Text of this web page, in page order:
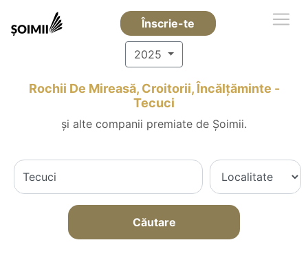
Înscrie-te
2025
Rochii De Mireasă, Croitorii, Încălțăminte -
Tecuci
și alte companii premiate de Șoimii.
Căutare